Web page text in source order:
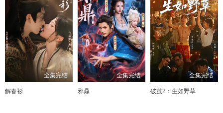
全集完结
解春衫
全集完结
邪鼎
全集完结
破茧2：生如野草